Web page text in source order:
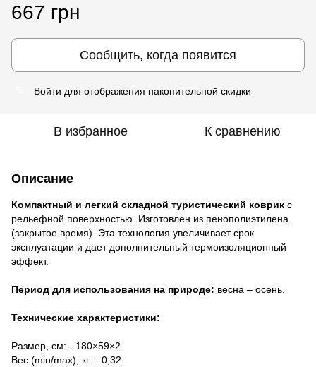
667 грн
Сообщить, когда появится
Войти для отображения накопительной скидки
В избранное К сравнению
Описание
Компактный и легкий складной туристический коврик с
рельефной поверхностью. Изготовлен из пенополиэтилена
(закрытое время). Эта технология увеличивает срок
эксплуатации и дает дополнительный термоизоляционный
эффект.
Период для использования на природе: весна – осень.
Технические характеристики:
Размер, см: - 180×59×2
Вес (min/max), кг: - 0,32